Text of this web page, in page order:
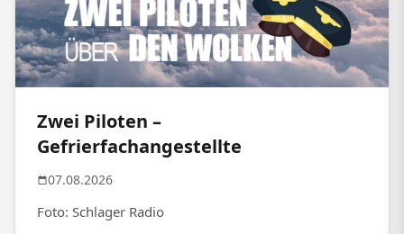
Zwei Piloten –
Gefrierfachangestellte
07.08.2026
Foto: Schlager Radio